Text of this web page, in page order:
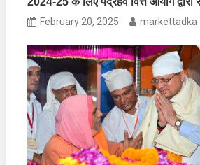
February 20, 2025 markettadka